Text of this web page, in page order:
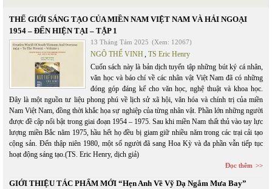
THẾ GIỚI SÁNG TẠO CỦA MIỀN NAM VIỆT NAM VÀ HẢI NGOẠI
1954 – ĐẾN HIỆN TẠI – TẬP 1
13 Tháng Tám 2025 (Xem: 12067)
NGÔ THẾ VINH, TS Eric Henry
Cuốn sách này là bản dịch tuyển tập những bút ký cá nhân,
văn học và báo chí về các nhân vật Việt Nam đã có những
đóng góp đáng kể cho văn học, nghệ thuật và khoa học.
Đây là một nguồn tư liệu phong phú về lịch sử xã hội, văn hóa và chính trị của miền
Nam Việt Nam, đồng thời khắc họa sự nghiệp của từng nhân vật. Phần lớn những người
được đề cập nổi bật trong giai đoạn 1954 – 1975. Sau khi miền Nam thất thủ vào tay lực
lượng miền Bắc năm 1975, hầu hết họ đều bị giam giữ nhiều năm trong các trại cải tạo
cộng sản. Đến thập niên 1980, một số người đã sang Hoa Kỳ và đa phần vẫn tiếp tục
hoạt động sáng tạo.(TS. Eric Henry, dịch giả)
Đọc thêm
GIỚI THIỆU TÁC PHẨM MỚI “Hẹn Anh Về Vỹ Dạ Ngắm Mưa Bay”